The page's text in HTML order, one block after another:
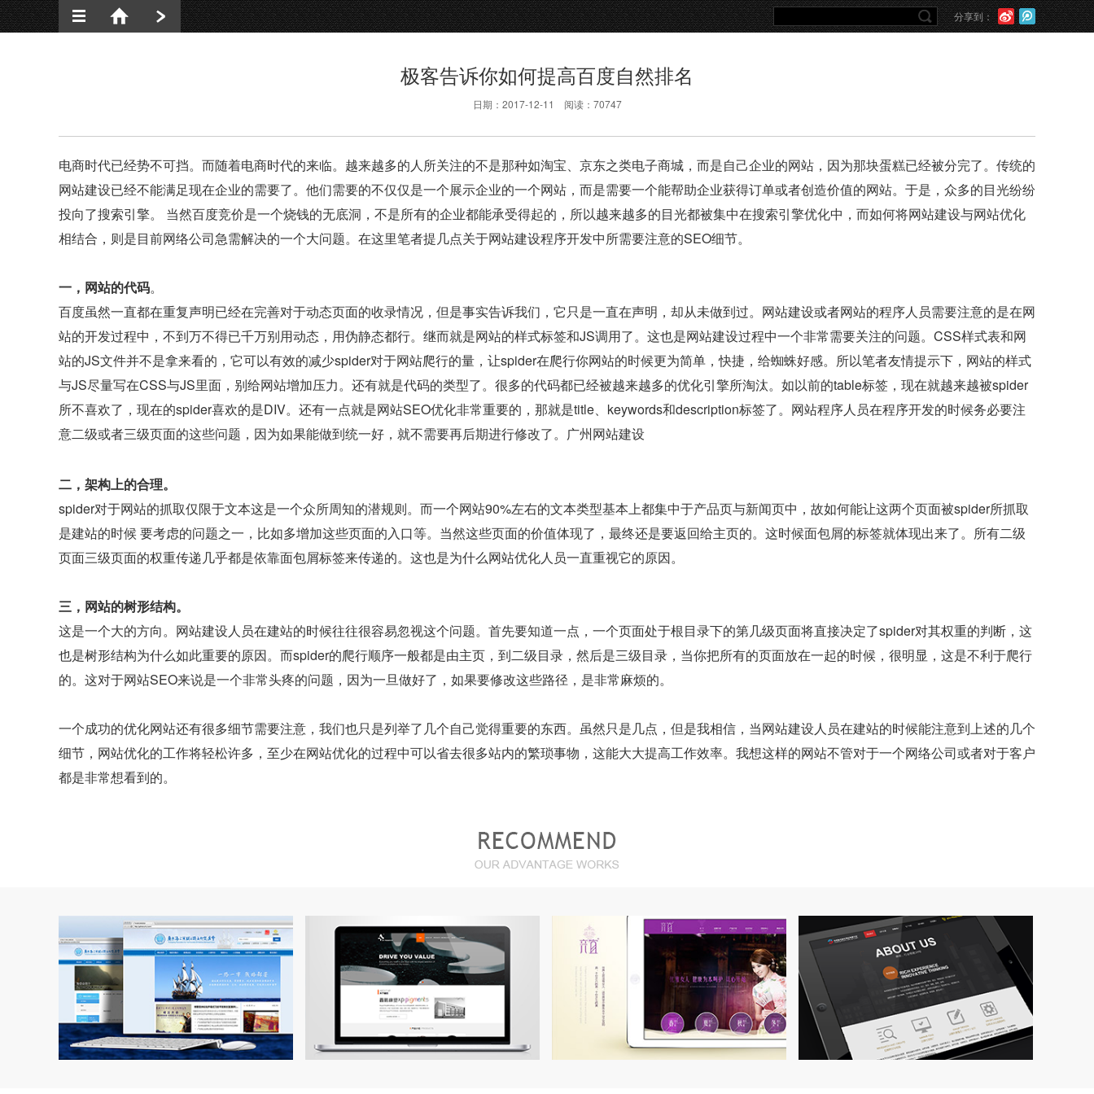
网站优化
签约动态
分享到：
极客告诉你如何提高百度自然排名
日期：2017-12-11 阅读：70747
电商时代已经势不可挡。而随着电商时代的来临。越来越多的人所关注的不是那种如淘宝、京东之类电子商城，而是自己企业的网站，因为那块蛋糕已经被分完了。传统的
网站建设已经不能满足现在企业的需要了。他们需要的不仅仅是一个展示企业的一个网站，而是需要一个能帮助企业获得订单或者创造价值的网站。于是，众多的目光纷纷
投向了搜索引擎。 当然百度竞价是一个烧钱的无底洞，不是所有的企业都能承受得起的，所以越来越多的目光都被集中在搜索引擎优化中，而如何将网站建设与网站优化
相结合，则是目前网络公司急需解决的一个大问题。在这里笔者提几点关于网站建设程序开发中所需要注意的SEO细节。
一，网站的代码。
百度虽然一直都在重复声明已经在完善对于动态页面的收录情况，但是事实告诉我们，它只是一直在声明，却从未做到过。网站建设或者网站的程序人员需要注意的是在网
站的开发过程中，不到万不得已千万别用动态，用伪静态都行。继而就是网站的样式标签和JS调用了。这也是网站建设过程中一个非常需要关注的问题。CSS样式表和网
站的JS文件并不是拿来看的，它可以有效的减少spider对于网站爬行的量，让spider在爬行你网站的时候更为简单，快捷，给蜘蛛好感。所以笔者友情提示下，网站的样式
与JS尽量写在CSS与JS里面，别给网站增加压力。还有就是代码的类型了。很多的代码都已经被越来越多的优化引擎所淘汰。如以前的table标签，现在就越来越被spider
所不喜欢了，现在的spider喜欢的是DIV。还有一点就是网站SEO优化非常重要的，那就是title、keywords和description标签了。网站程序人员在程序开发的时候务必要注
意二级或者三级页面的这些问题，因为如果能做到统一好，就不需要再后期进行修改了。
广州网站建设
二，架构上的合理。
spider对于网站的抓取仅限于文本这是一个众所周知的潜规则。而一个网站90%左右的文本类型基本上都集中于产品页与新闻页中，故如何能让这两个页面被spider所抓取
是建站的时候 要考虑的问题之一，比如多增加这些页面的入口等。当然这些页面的价值体现了，最终还是要返回给主页的。这时候面包屑的标签就体现出来了。所有二级
页面三级页面的权重传递几乎都是依靠面包屑标签来传递的。这也是为什么网站优化人员一直重视它的原因。
三，网站的树形结构。
这是一个大的方向。网站建设人员在建站的时候往往很容易忽视这个问题。首先要知道一点，一个页面处于根目录下的第几级页面将直接决定了spider对其权重的判断，这
也是树形结构为什么如此重要的原因。而spider的爬行顺序一般都是由主页，到二级目录，然后是三级目录，当你把所有的页面放在一起的时候，很明显，这是不利于爬行
的。这对于网站SEO来说是一个非常头疼的问题，因为一旦做好了，如果要修改这些路径，是非常麻烦的。
一个成功的优化网站还有很多细节需要注意，我们也只是列举了几个自己觉得重要的东西。虽然只是几点，但是我相信，当网站建设人员在建站的时候能注意到上述的几个
细节，网站优化的工作将轻松许多，至少在网站优化的过程中可以省去很多站内的繁琐事物，这能大大提高工作效率。我想这样的网站不管对于一个网络公司或者对于客户
都是非常想看到的。